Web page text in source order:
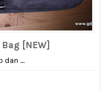
[NEW]
dan ...